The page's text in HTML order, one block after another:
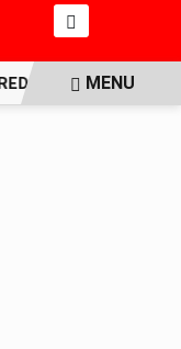
GRAVEMENTE
MENU